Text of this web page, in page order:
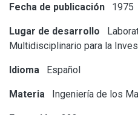
Fecha de publicación 1975
Lugar de desarrollo
Multidisciplinario para la
Idioma Español
Materia Ingeniería de los